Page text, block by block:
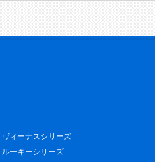
ヴィーナスシリーズ
ルーキーシリーズ